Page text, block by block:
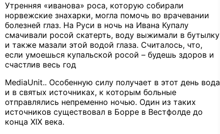
Утренняя «иванова» роса, которую собирали
норвежские знахарки, могла помочь во врачевании
болезней глаз. На Руси в ночь на Ивана Купалу
смачивали росой скатерть, воду выжимали в бутылку
и также мазали этой водой глаза. Считалось, что,
если умоешься купальской росой – будешь здоров и
счастлив весь год
MediaUnit.. Особенную силу получает в этот день вода
и в святых источниках, к которым больные
отправлялись непременно ночью. Один из таких
источников существовал в Борре в Вестфолде до
конца XIX века.